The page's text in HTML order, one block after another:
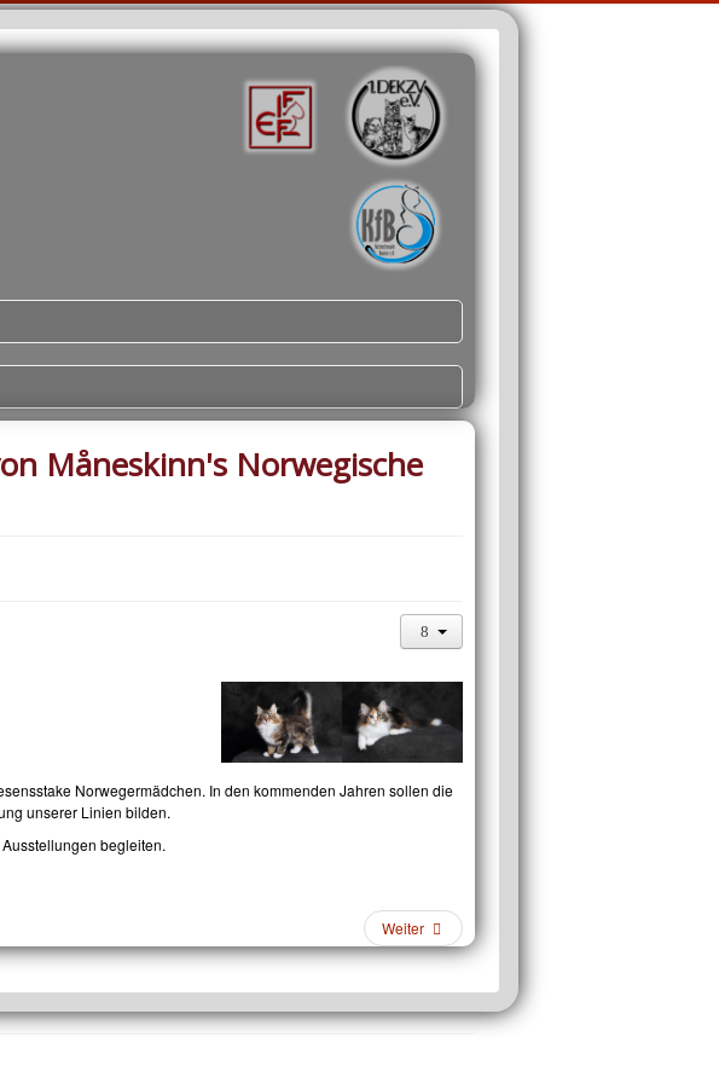
Måneskinn's Norwegische
Norwegermädchen. In den kommenden Jahren sollen die
unserer Linien bilden.
begleiten.
Weiter